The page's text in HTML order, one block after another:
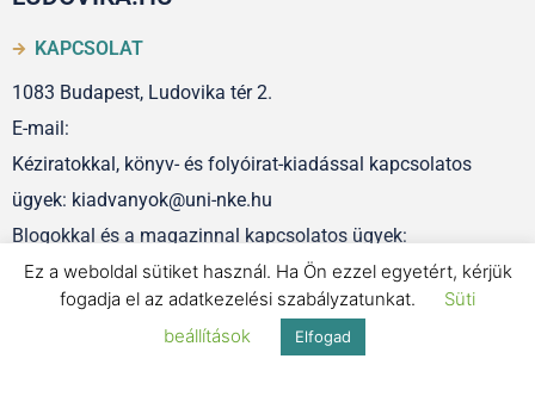
KAPCSOLAT
1083 Budapest, Ludovika tér 2.
E-mail:
Kéziratokkal, könyv- és folyóirat-kiadással kapcsolatos
ügyek: kiadvanyok@uni-nke.hu
Blogokkal és a magazinnal kapcsolatos ügyek:
szerkesztoseg@uni-nke.hu
IMPRESSZUM
Ez a weboldal sütiket használ. Ha Ön ezzel egyetért, kérjük
fogadja el az adatkezelési szabályzatunkat.
Süti
beállítások
Elfogad